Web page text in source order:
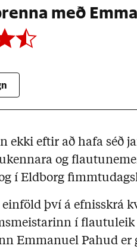
með
ekki eftir að hafa séð
og
í Eldborg
því á efnisskrá
í
Emmanuel Pahud